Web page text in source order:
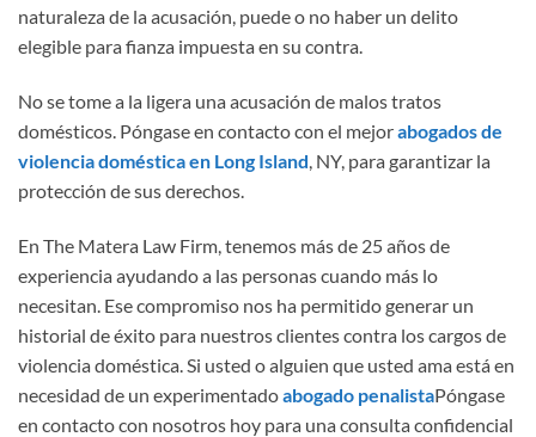
naturaleza de la acusación, puede o no haber un delito
elegible para fianza impuesta en su contra.
No se tome a la ligera una acusación de malos tratos
domésticos. Póngase en contacto con el mejorabogados de
violencia doméstica en Long Island, NY, para garantizar la
protección de sus derechos.
En The Matera Law Firm, tenemos más de 25 años de
experiencia ayudando a las personas cuando más lo
necesitan. Ese compromiso nos ha permitido generar un
historial de éxito para nuestros clientes contra los cargos de
violencia doméstica. Si usted o alguien que usted ama está en
necesidad de un experimentadoabogado penalistaPóngase
en contacto con nosotros hoy para una consulta confidencial